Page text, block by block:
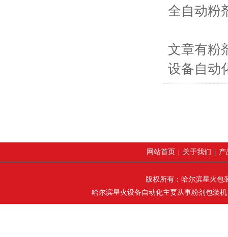
全自动粉
文章有粉
设备自动
网站首页 关于我们 产
版权所有：哈尔滨星火包
哈尔滨星火设备自动化主要从事粉剂包装